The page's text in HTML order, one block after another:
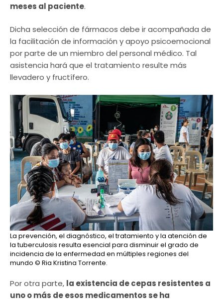
meses al paciente.
Dicha selección de fármacos debe ir acompañada de
la facilitación de información y apoyo psicoemocional
por parte de un miembro del personal médico. Tal
asistencia hará que el tratamiento resulte más
llevadero y fructífero.
La prevención, el diagnóstico, el tratamiento y la atención de
la tuberculosis resulta esencial para disminuir el grado de
incidencia de la enfermedad en múltiples regiones del
mundo © Ria Kristina Torrente.
Por otra parte, la existencia de cepas resistentes a
uno o más de esos medicamentos se ha